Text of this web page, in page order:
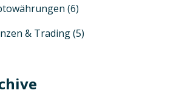
(6)
& Trading(5)